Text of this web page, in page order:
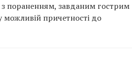
пораненням, завданим гострим
можливій причетності до